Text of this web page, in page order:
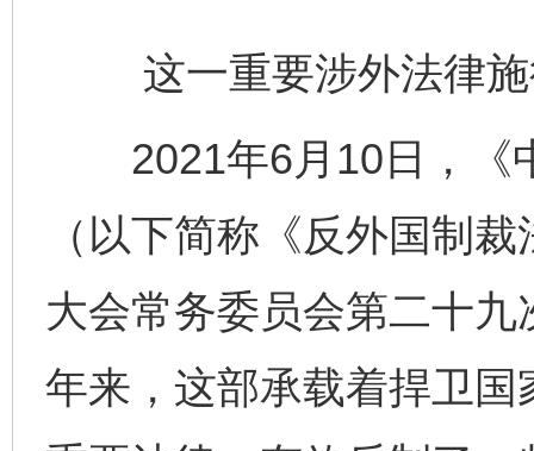
这一重要涉外法律施
2021年6月10日，《
（以下简称《反外国制
大会常务委员会第二十
年来，这部承载着捍卫